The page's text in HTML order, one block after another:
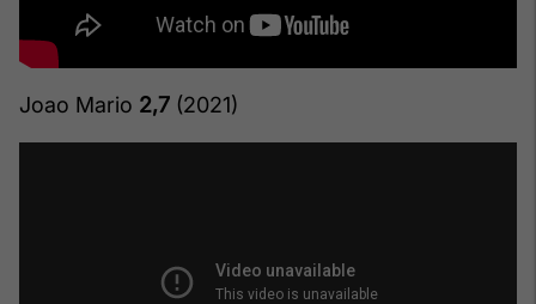
Joao Mario 2,7 (2021)